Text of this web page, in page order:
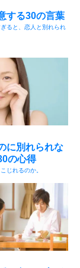
する30の言葉
ると、恋人と別れられ
に別れられな
の心得
じれるのか。